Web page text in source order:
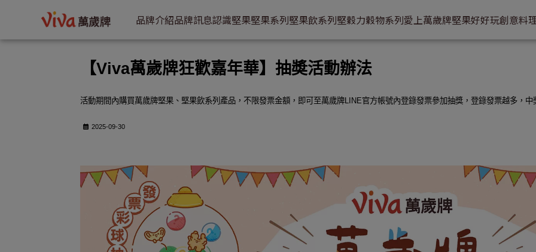
品牌介紹品牌訊息認識堅果堅果系列堅果飲系列堅穀力穀物系列愛上萬歲牌堅果好好玩創意料
【Viva萬歲牌狂歡嘉年華】抽奬活動辦法
活動期間內購買萬歲牌堅果、堅果飲系列產品，不限發票金額，即可至萬歲牌LINE官方帳號內登錄發票參加抽獎，登錄發票越多，中
2025-09-30